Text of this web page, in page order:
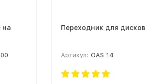
на
Переходник для
Артикул: OAS_14